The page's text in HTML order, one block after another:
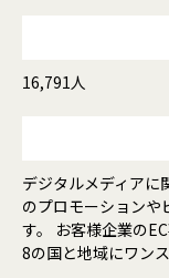
16,791人
デジタルメディアに
のプロモーションや
す。 お客様企業の
8の国と地域にワン